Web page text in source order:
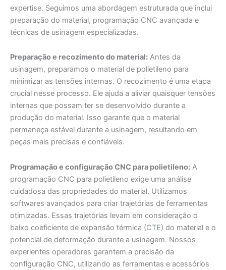
expertise. Seguimos uma abordagem estruturada que inclui
preparação do material, programação CNC avançada e
técnicas de usinagem especializadas.
Preparação e recozimento do material: Antes da
usinagem, preparamos o material de polietileno para
minimizar as tensões internas. O recozimento é uma etapa
crucial nesse processo. Ele ajuda a aliviar quaisquer tensões
internas que possam ter se desenvolvido durante a
produção do material. Isso garante que o material
permaneça estável durante a usinagem, resultando em
peças mais precisas e confiáveis.
Programação e configuração CNC para polietileno: A
programação CNC para polietileno exige uma análise
cuidadosa das propriedades do material. Utilizamos
softwares avançados para criar trajetórias de ferramentas
otimizadas. Essas trajetórias levam em consideração o
baixo coeficiente de expansão térmica (CTE) do material e o
potencial de deformação durante a usinagem. Nossos
experientes operadores garantem a precisão da
configuração CNC, utilizando as ferramentas e acessórios